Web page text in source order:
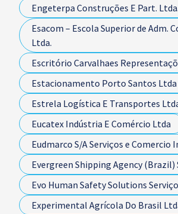
Engeterpa Construções E Part. Ltda.
Esacom – Escola Superior de Adm.
Ltda.
Escritório Carvalhaes
Estacionamento Porto Santos
Estrela Logística E Transportes
Eucatex Indústria E Comércio Ltda
Eudmarco S/A Serviços e Comercio
Evergreen Shipping Agency (Brazil)
Evo Human Safety Solutions
Experimental Agrícola Do Brasil